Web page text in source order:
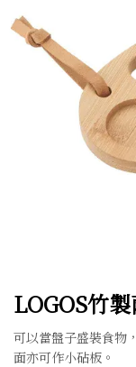
LOGOS竹
可以當盤子盛裝食物
面亦可作小砧板。